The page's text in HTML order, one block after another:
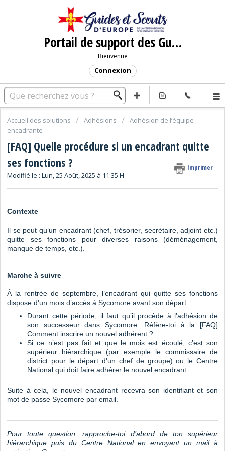
Portail de support des Guides et Scouts d'Europe
Bienvenue
Connexion
Accueil des solutions Adhésions
Adhésion de l’équipe
encadrante
[FAQ] Quelle procédure si un encadrant quitte
ses fonctions ?
Imprimer
Modifié le : Lun, 25 Août, 2025 à 11:35 H
Contexte
Il se peut qu’un encadrant (chef, trésorier, secrétaire, adjoint etc.)
quitte ses fonctions pour diverses raisons (déménagement,
manque de temps, etc.).
Marche à suivre
À la rentrée de septembre, l’encadrant qui quitte ses fonctions
dispose d'un mois d’accès à Sycomore avant son départ :
Durant cette période, il faut qu’il procède à l’adhésion de
son successeur dans Sycomore. Réfère-toi à la [FAQ]
Comment inscrire un nouvel adhérent ?
Si ce n’est pas fait et que le mois est écoulé, c’est son
supérieur hiérarchique (par exemple le commissaire de
district pour le départ d'un chef de groupe) ou le Centre
National qui doit faire adhérer le nouvel encadrant.
Suite à cela, le nouvel encadrant recevra son identifiant et son
mot de passe Sycomore par email.
Pour toute question, rapproche-toi d’abord de ton supérieur
hiérarchique puis du Centre National en envoyantun mail à